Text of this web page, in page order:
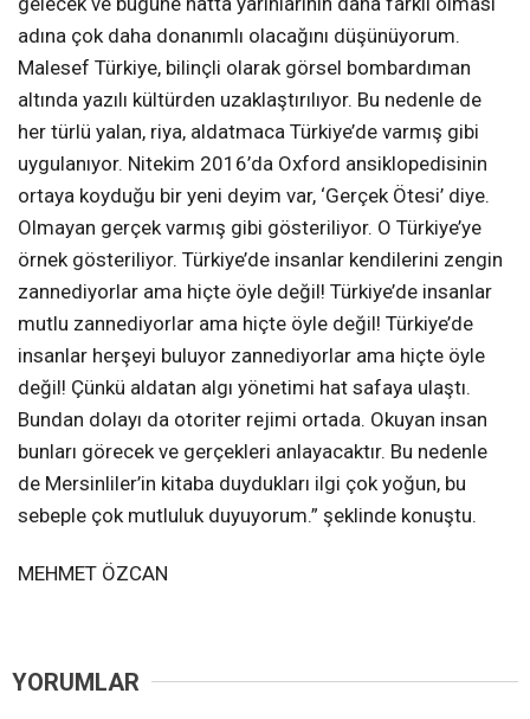
adına çok daha donanımlı olacağını düşünüyorum.
Malesef Türkiye, bilinçli olarak görsel bombardıman
altında yazılı kültürden uzaklaştırılıyor. Bu nedenle de
her türlü yalan, riya, aldatmaca Türkiye’de varmış gibi
uygulanıyor. Nitekim 2016’da Oxford ansiklopedisinin
ortaya koyduğu bir yeni deyim var, ‘Gerçek Ötesi’ diye.
Olmayan gerçek varmış gibi gösteriliyor. O Türkiye’ye
örnek gösteriliyor. Türkiye’de insanlar kendilerini zengin
zannediyorlar ama hiçte öyle değil! Türkiye’de insanlar
mutlu zannediyorlar ama hiçte öyle değil! Türkiye’de
insanlar herşeyi buluyor zannediyorlar ama hiçte öyle
değil! Çünkü aldatan algı yönetimi hat safaya ulaştı.
Bundan dolayı da otoriter rejimi ortada. Okuyan insan
bunları görecek ve gerçekleri anlayacaktır. Bu nedenle
de Mersinliler’in kitaba duydukları ilgi çok yoğun, bu
sebeple çok mutluluk duyuyorum.” şeklinde konuştu.
MEHMET ÖZCAN
YORUMLAR